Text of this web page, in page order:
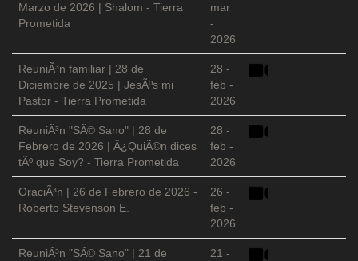
Marzo de 2026 | Shalom - Tierra
Prometida
mar
-
2026
ReuniÃ³n familiar | 28 de
Diciembre de 2025 | JesÃºs mi
Pastor - Tierra Prometida
28 -
feb -
2026
ReuniÃ³n "SÃ© Sano" | 28 de
Febrero de 2026 | Â¿QuiÃ©n dices
tÃº que Soy? - Tierra Prometida
28 -
feb -
2026
OraciÃ³n | 26 de Febrero de 2026 -
Roberto Stevenson E.
26 -
feb -
2026
ReuniÃ³n "SÃ© Sano" | 21 de
21 -